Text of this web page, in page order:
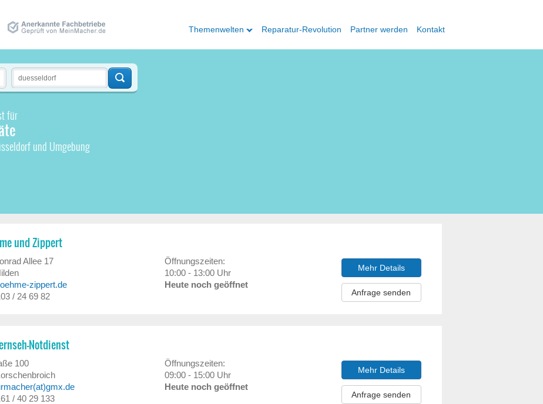
Themenwelten Reparatur-Revolution Partner werden Kontakt
für
und Umgebung
und Zippert
Allee 17
zippert.de
/ 24 69 82
Öffnungszeiten:
10:00 - 13:00 Uhr
Heute noch geöffnet
Mehr Details
Anfrage senden
Notdienst
100
/ 40 29 133
Öffnungszeiten:
09:00 - 15:00 Uhr
Heute noch geöffnet
Mehr Details
Anfrage senden